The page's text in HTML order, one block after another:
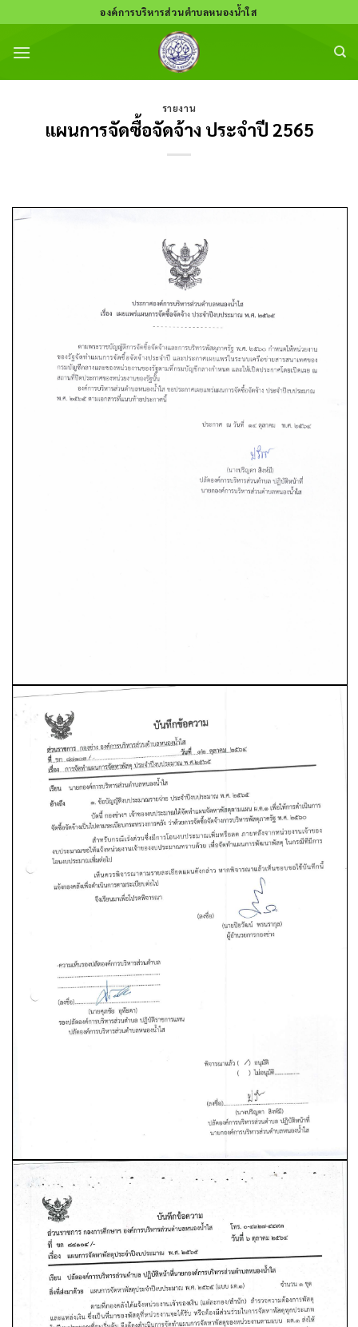
to
content
องค์การบริหารส่วนตำบลหนองน้ำใส
รายงาน
แผนการจัดซื้อจัดจ้าง ประจำปี 2565